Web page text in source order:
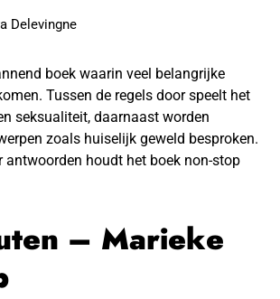
Delevingne
boek waarin veel belangrijke
Tussen de regels door speelt het
seksualiteit, daarnaast worden
zoals huiselijk geweld besproken.
antwoorden houdt het boek non-stop
– Marieke